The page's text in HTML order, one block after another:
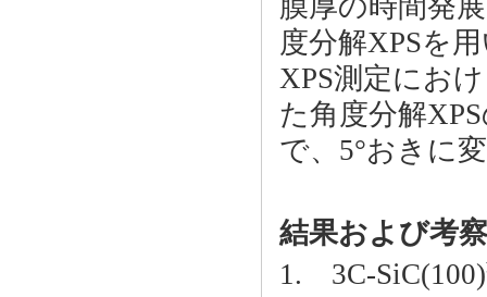
度分解XPSを
XPS測定にお
た角度分解
で、5°おきに
結果および考
1. 3C-